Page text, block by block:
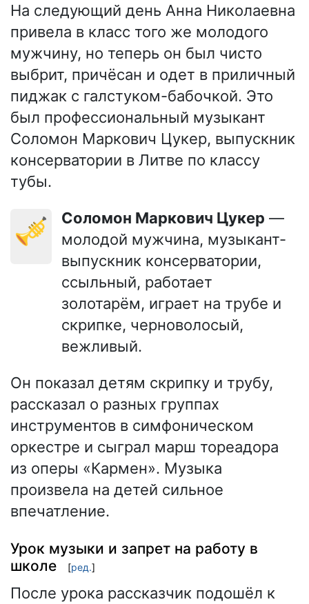
На следующий день Анна Николаевна
привела в класс того же молодого
мужчину, но теперь он был чисто
выбрит, причёсан и одет в приличный
пиджак с галстуком-бабочкой. Это
был профессиональный музыкант
Соломон Маркович Цукер, выпускник
консерватории в Литве по классу
тубы.
🎺 Соломон Маркович Цукер —
молодой мужчина, музыкант-
выпускник консерватории,
ссыльный, работает
золотарём, играет на трубе и
скрипке, черноволосый,
вежливый.
Он показал детям скрипку и трубу,
рассказал о разных группах
инструментов в симфоническом
оркестре и сыграл марш тореадора
из оперы «Кармен». Музыка
произвела на детей сильное
впечатление.
Урок музыки и запрет на работу в
школе
[ред.]
После урока рассказчик подошёл к